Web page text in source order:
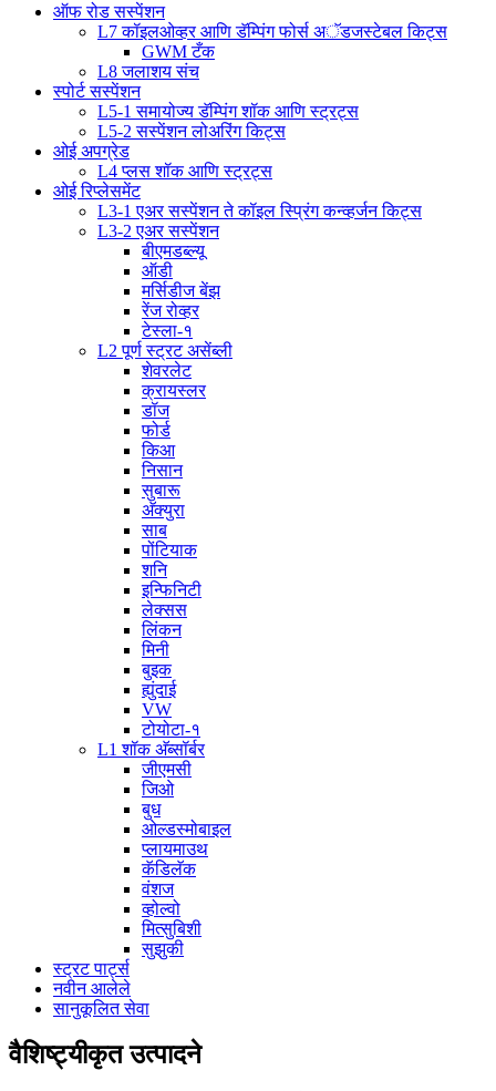
ऑफ रोड सस्पेंशन
L7 कॉइलओव्हर आणि डॅम्पिंग फोर्स अॅडजस्टेबल किट्स
GWM टँक
L8 जलाशय संच
स्पोर्ट सस्पेंशन
L5-1 समायोज्य डॅम्पिंग शॉक आणि स्ट्रट्स
L5-2 सस्पेंशन लोअरिंग किट्स
ओई अपग्रेड
L4 प्लस शॉक आणि स्ट्रट्स
ओई रिप्लेसमेंट
L3-1 एअर सस्पेंशन ते कॉइल स्प्रिंग कन्व्हर्जन किट्स
L3-2 एअर सस्पेंशन
बीएमडब्ल्यू
ऑडी
मर्सिडीज बेंझ
रेंज रोव्हर
टेस्ला-१
L2 पूर्ण स्ट्रट असेंब्ली
शेवरलेट
क्रायस्लर
डॉज
फोर्ड
किआ
निसान
सुबारू
अ‍ॅक्युरा
साब
पोंटियाक
शनि
इन्फिनिटी
लेक्सस
लिंकन
मिनी
बुइक
ह्युंदाई
VW
टोयोटा-१
L1 शॉक अ‍ॅब्सॉर्बर
जीएमसी
जिओ
बुध
ओल्डस्मोबाइल
प्लायमाउथ
कॅडिलॅक
वंशज
व्होल्वो
मित्सुबिशी
सुझुकी
स्ट्रट पार्ट्स
नवीन आलेले
सानुकूलित सेवा
वैशिष्ट्यीकृत उत्पादने